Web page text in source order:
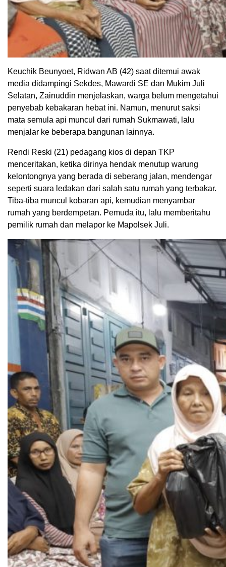
Keuchik Beunyoet, Ridwan AB (42) saat ditemui awak
media didampingi Sekdes, Mawardi SE dan Mukim Juli
Selatan, Zainuddin menjelaskan, warga belum mengetahui
penyebab kebakaran hebat ini. Namun, menurut saksi
mata semula api muncul dari rumah Sukmawati, lalu
menjalar ke beberapa bangunan lainnya.
Rendi Reski (21) pedagang kios di depan TKP
menceritakan, ketika dirinya hendak menutup warung
kelontongnya yang berada di seberang jalan, mendengar
seperti suara ledakan dari salah satu rumah yang terbakar.
Tiba-tiba muncul kobaran api, kemudian menyambar
rumah yang berdempetan. Pemuda itu, lalu memberitahu
pemilik rumah dan melapor ke Mapolsek Juli.